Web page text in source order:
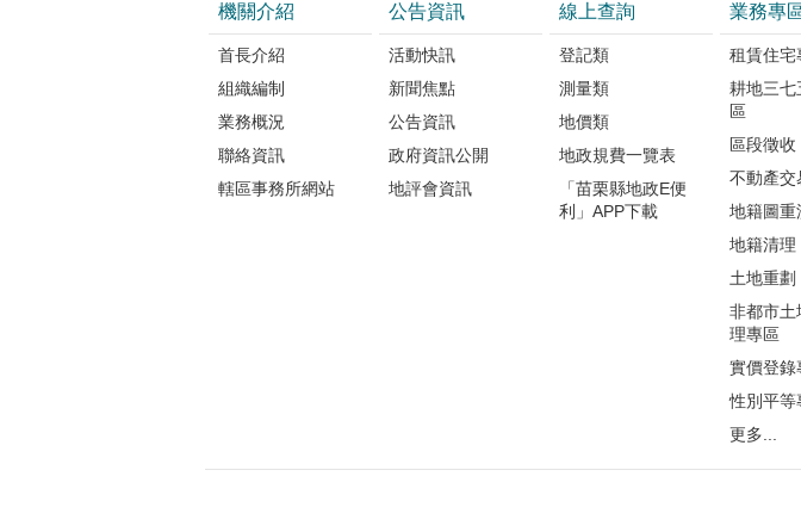
政事務所公私協力，為推動地政業
務以提升為民服務品質及民眾福利
機關介紹
首長介紹
組織編制
業務概況
聯絡資訊
轄區事務所網站
公告資訊
活動快訊
新聞焦點
公告資訊
政府資訊公開
地評會資訊
線上查詢
登記類
測量類
地價類
地政規費一覽表
「苗栗縣地政E便
利」APP下載
業務專
租賃住宅
耕地三七
區
區段徵收
不動產交
地籍圖重
地籍清理
土地重劃
非都市土
理專區
實價登錄
性別平等
更多...